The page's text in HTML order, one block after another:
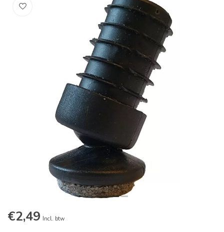
€2,49 Incl. btw